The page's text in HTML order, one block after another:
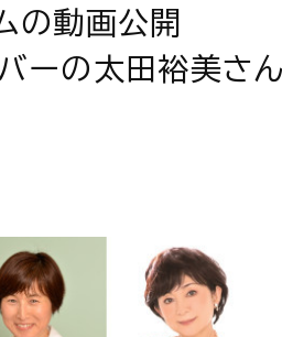
の動画公開
ーの太田裕美さん